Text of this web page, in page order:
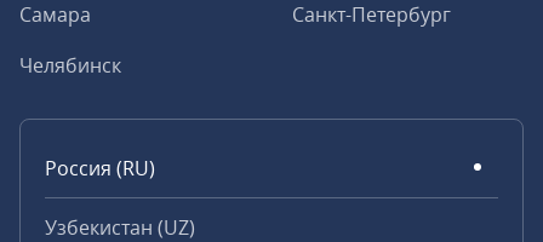
Самара
Санкт-Петербург
Челябинск
Россия (RU)
Узбекистан (UZ)